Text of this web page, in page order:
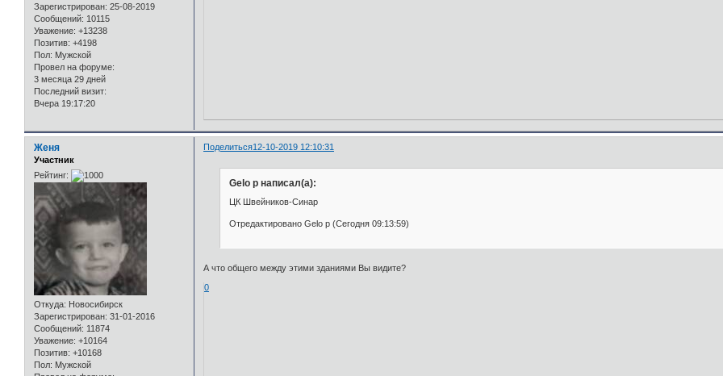
Зарегистрирован: 25-08-2019
Сообщений: 10115
Уважение: +13238
Позитив: +4198
Пол: Мужской
Провел на форуме:
3 месяца 29 дней
Последний визит:
Вчера 19:17:20
Поделиться12-10-2019 12:10:31
Женя
Участник
Рейтинг:
Откуда: Новосибирск
Зарегистрирован: 31-01-2016
Сообщений: 11874
Уважение: +10164
Позитив: +10168
Пол: Мужской
Gelo p написал(а):
ЦК Швейников-Синар
Отредактировано Gelo p (Сегодня 09:13:59)
А что общего между этими зданиями Вы видите?
0